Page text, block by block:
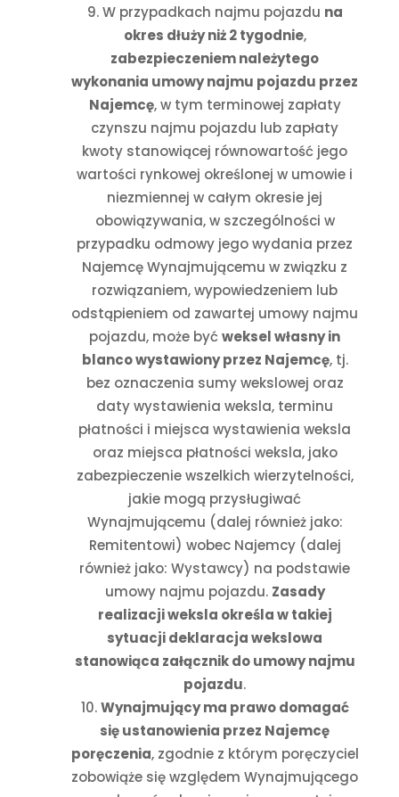
W przypadkach najmu pojazdu na
okres dłuży niż 2 tygodnie,
zabezpieczeniem należytego
wykonania umowy najmu pojazdu przez
Najemcę, w tym terminowej zapłaty
czynszu najmu pojazdu lub zapłaty
kwoty stanowiącej równowartość jego
wartości rynkowej określonej w umowie i
niezmiennej w całym okresie jej
obowiązywania, w szczególności w
przypadku odmowy jego wydania przez
Najemcę Wynajmującemu w związku z
rozwiązaniem, wypowiedzeniem lub
odstąpieniem od zawartej umowy najmu
pojazdu, może byćweksel własny in
blanco wystawiony przez Najemcę, tj.
bez oznaczenia sumy wekslowej oraz
daty wystawienia weksla, terminu
płatności i miejsca wystawienia weksla
oraz miejsca płatności weksla, jako
zabezpieczenie wszelkich wierzytelności,
jakie mogą przysługiwać
Wynajmującemu (dalej również jako:
Remitentowi) wobec Najemcy (dalej
również jako: Wystawcy) na podstawie
umowy najmu pojazdu. Zasady
realizacji weksla określa w takiej
sytuacji deklaracja wekslowa
stanowiąca załącznik do umowy najmu
pojazdu.
Wynajmujący ma prawo domagać
się ustanowienia przez Najemcę
poręczenia, zgodnie z którym poręczyciel
zobowiąże się względem Wynajmującego